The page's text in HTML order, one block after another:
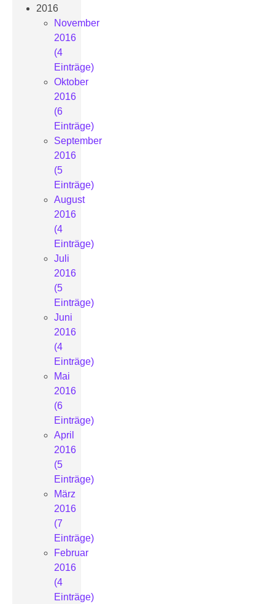
2016
November
2016
(4
Einträge)
Oktober
2016
(6
Einträge)
September
2016
(5
Einträge)
August
2016
(4
Einträge)
Juli
2016
(5
Einträge)
Juni
2016
(4
Einträge)
Mai
2016
(6
Einträge)
April
2016
(5
Einträge)
März
2016
(7
Einträge)
Februar
2016
(4
Einträge)